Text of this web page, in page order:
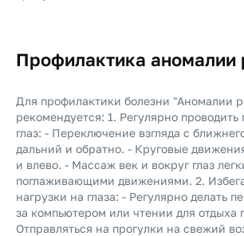
Профилактика аномалии
Для профилактики болезни "Аномалии
рекомендуется: 1. Регулярно проводить
глаз: - Переключение взгляда с
дальний и обратно. - Круговые
и влево. - Массаж век и вокруг глаз
поглаживающими движениями. 2.
нагрузки на глаза: - Регулярно делать
за компьютером или чтении для отдыха
Отправляться на прогулки на свежий